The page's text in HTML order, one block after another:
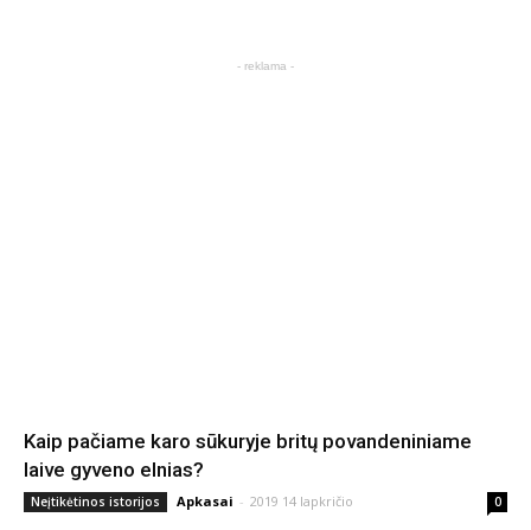
- reklama -
Kaip pačiame karo sūkuryje britų povandeniniame
laive gyveno elnias?
Neįtikėtinos istorijos Apkasai - 2019 14 lapkričio 0